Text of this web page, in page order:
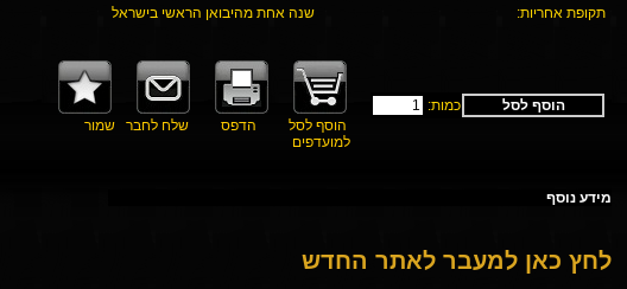
תקופת אחריות: שנה אחת מהיבואן הראשי בישראל
הוסף לסל
כמות:
הוסף לסל
הדפס שלח לחבר שמור
למועדפים
מידע נוסף
לחץ כאן למעבר לאתר החדש